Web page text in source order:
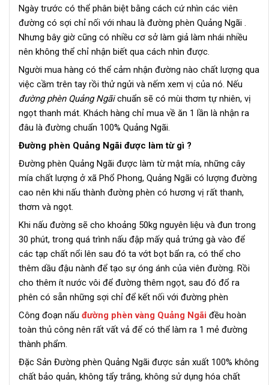
Ngày trước có thể phân biệt bằng cách cứ nhìn các viên
đường có sợi chỉ nối với nhau là đường phèn Quảng Ngãi .
Nhưng bây giờ cũng có nhiều cơ sở làm giả làm nhái nhiều
nên không thể chỉ nhận biết qua cách nhìn được.
Người mua hàng có thể cảm nhận đường nào chất lượng qua
việc cầm trên tay rồi thử ngửi và nếm xem vị của nó. Nếu
đường phèn Quảng Ngãichuẩn sẽ có mùi thơm tự nhiên, vị
ngọt thanh mát. Khách hàng chỉ mua về ăn 1 lần là nhận ra
đâu là đường chuẩn 100% Quảng Ngãi.
Đường phèn Quảng Ngãi được làm từ gì ?
Đường phèn Quảng Ngãi được làm từ mật mía, những cây
mía chất lượng ở xã Phổ Phong, Quảng Ngãi có lượng đường
cao nên khi nấu thành đường phèn có hương vị rất thanh,
thơm và ngọt.
Khi nấu đường sẽ cho khoảng 50kg nguyên liệu và đun trong
30 phút, trong quá trình nấu đập mấy quả trứng gà vào để
các tạp chất nổi lên sau đó ta vớt bọt bẩn ra, có thể cho
thêm dầu đậu nành để tạo sự óng ánh của viên đường. Rồi
cho thêm ít nước vôi để đường thêm ngọt, sau đó đổ ra
phên có sẵn những sợi chỉ để kết nối với đường phèn
Công đoạn nấu đường phèn vàng Quảng Ngãi đều hoàn
toàn thủ công nên rất vất vả để có thể làm ra 1 mẻ đường
thành phẩm.
Đặc Sản Đường phèn Quảng Ngãi được sản xuất 100% không
chất bảo quản, không tẩy trắng, không sử dụng hóa chất